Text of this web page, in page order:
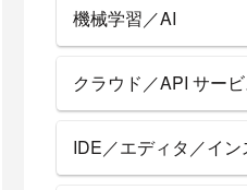
機械学習／AI
クラウド／API サー
IDE／エディタ／イン